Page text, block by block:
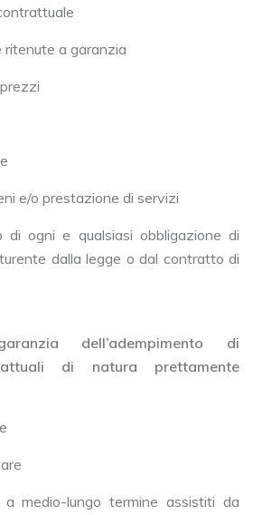
ritenute a garanzia
e/o prestazione di servizi
di ogni e qualsiasi obbligazione di
dalla legge o dal contratto di
dell’adempimento di
di natura prettamente
medio-lungo termine assistiti da